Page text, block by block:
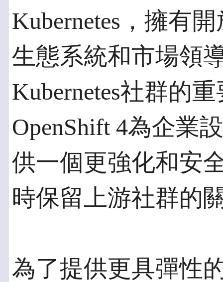
Kubernetes，擁有
生態系統和市場領
Kubernetes社群的
OpenShift 4為企業
供一個更強化和安
時保留上游社群的
為了提供更具彈性